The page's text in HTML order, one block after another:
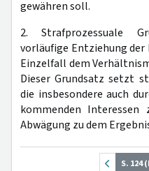
gewähren soll.
2. Strafprozessuale
vorläufige Entziehung der
Einzelfall dem
Dieser Grundsatz setzt
die insbesondere auch
kommenden
Abwägung zu dem
S. 124